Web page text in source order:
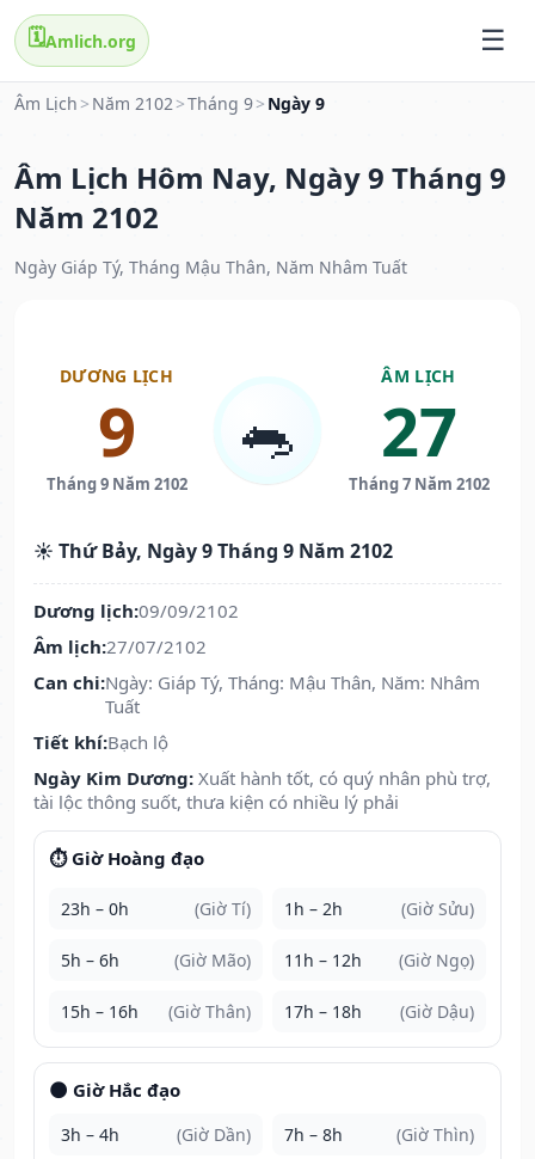
🗓️Amlich.org
Âm Lịch > Năm 2102>Tháng 9> Ngày 9
Âm Lịch Hôm Nay, Ngày 9 Tháng 9
Năm 2102
Ngày Giáp Tý, Tháng Mậu Thân, Năm Nhâm Tuất
DƯƠNG LỊCH
9
Tháng 9 Năm 2102
🐀
ÂM LỊCH
27
Tháng 7 Năm 2102
☀️ Thứ Bảy, Ngày 9 Tháng 9 Năm 2102
Dương lịch:09/09/2102
Âm lịch:27/07/2102
Can chi:Ngày: Giáp Tý, Tháng: Mậu Thân, Năm: Nhâm
Tuất
Tiết khí:Bạch lộ
Ngày Kim Dương: Xuất hành tốt, có quý nhân phù trợ,
tài lộc thông suốt, thưa kiện có nhiều lý phải
⏱️ Giờ Hoàng đạo
23h – 0h (Giờ Tí) 1h – 2h (Giờ Sửu)
5h – 6h (Giờ Mão) 11h – 12h (Giờ Ngọ)
15h – 16h (Giờ Thân) 17h – 18h (Giờ Dậu)
🌑 Giờ Hắc đạo
3h – 4h (Giờ Dần) 7h – 8h (Giờ Thìn)